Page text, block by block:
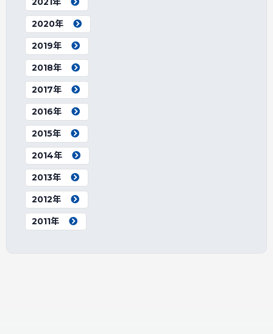
2020年
2019年
2018年
2017年
2016年
2015年
2014年
2013年
2012年
2011年